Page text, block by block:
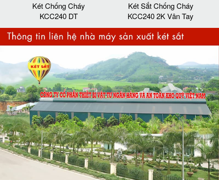
Két Chống Cháy
KCC240 DT
Két Sắt Chống Cháy
KCC240 2K Vân Tay